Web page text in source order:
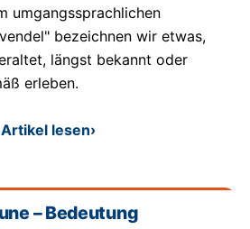
umgangssprachlichen
bezeichnen wir etwas,
längst bekannt oder
erleben.
Artikel lesen›
– Bedeutung